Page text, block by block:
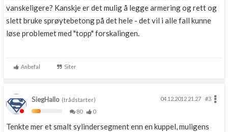
vanskeligere? Kanskje er det mulig å legge armering og rett og
slett bruke sprøytebetong på det hele - det vil i alle fall kunne
løse problemet med "topp" forskalingen.
Anbefal Siter
SiegHallo (trådstarter) 04.12.2012 21.27
#3
80
0
Tenkte mer et smalt sylindersegment enn en kuppel, muligens